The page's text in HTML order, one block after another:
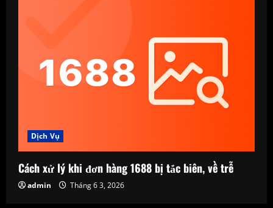
Dịch Vụ
Cách xử lý khi đơn hàng 1688 bị tắc biên, về trễ
admin Tháng 6 3, 2026